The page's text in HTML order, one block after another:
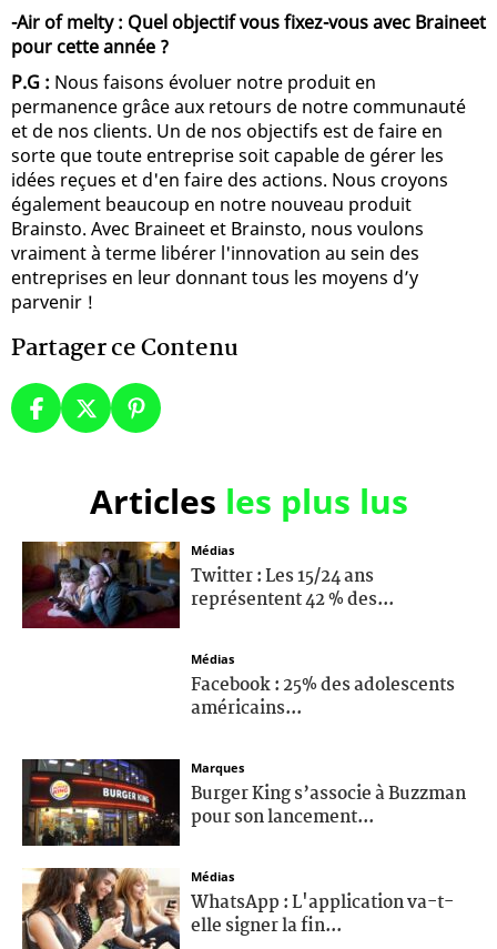
-Air of melty : Quel objectif vous fixez-vous avec Braineet
pour cette année ?
P.G : Nous faisons évoluer notre produit en
permanence grâce aux retours de notre communauté
et de nos clients. Un de nos objectifs est de faire en
sorte que toute entreprise soit capable de gérer les
idées reçues et d'en faire des actions. Nous croyons
également beaucoup en notre nouveau produit
Brainsto. Avec Braineet et Brainsto, nous voulons
vraiment à terme libérer l'innovation au sein des
entreprises en leur donnant tous les moyens d’y
parvenir !
Partager ce Contenu
Articles les plus lus
Médias
Twitter : Les 15/24 ans
représentent 42 % des...
Médias
Facebook : 25% des adolescents
américains...
Marques
Burger King s’associe à Buzzman
pour son lancement...
Médias
WhatsApp : L'application va-t-
elle signer la fin...